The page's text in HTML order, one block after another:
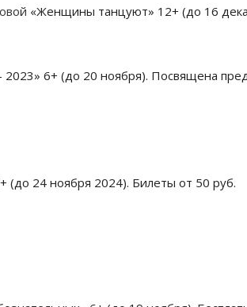
«Женщины танцуют» 12+ (до 16
2023» 6+ (до 20 ноября). Посвящена
(до 24 ноября 2024). Билеты от 50 руб.